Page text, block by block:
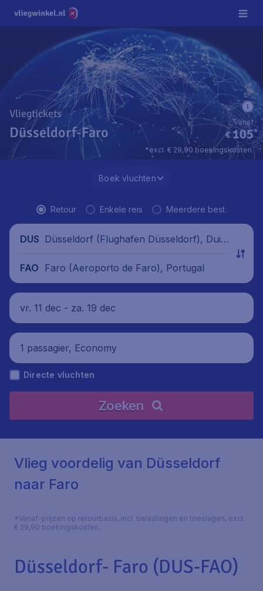
Vliegtickets
Düsseldorf-Faro €105*
vanaf
*excl. € 29,90 boekingskosten.
Boek vluchten
Retour Enkele reis Meerdere best.
DUS Düsseldorf (Flughafen Düsseldorf), Duits
FAO Faro (Aeroporto de Faro), Portugal
vr. 11 dec - za. 19 dec
1 passagier, Economy
Directe vluchten
Zoeken
Vlieg voordelig van Düsseldorf
naar Faro
*Vanaf-prijzen op retourbasis, incl. belastingen en toeslagen, excl.
€ 29,90 boekingskosten.
Düsseldorf- Faro (DUS-FAO)